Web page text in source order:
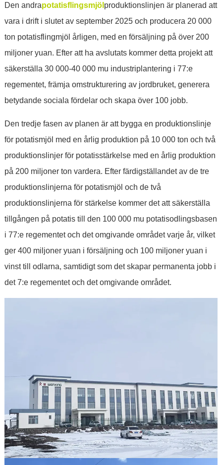
Den andrapotatisflingsmjöl produktionslinjen är planerad att
vara i drift i slutet av september 2025 och producera 20 000
ton potatisflingmjöl årligen, med en försäljning på över 200
miljoner yuan. Efter att ha avslutats kommer detta projekt att
säkerställa 30 000-40 000 mu industriplantering i 77:e
regementet, främja omstrukturering av jordbruket, generera
betydande sociala fördelar och skapa över 100 jobb.
Den tredje fasen av planen är att bygga en produktionslinje
för potatismjöl med en årlig produktion på 10 000 ton och två
produktionslinjer för potatisstärkelse med en årlig produktion
på 200 miljoner ton vardera. Efter färdigställandet av de tre
produktionslinjerna för potatismjöl och de två
produktionslinjerna för stärkelse kommer det att säkerställa
tillgången på potatis till den 100 000 mu potatisodlingsbasen
i 77:e regementet och det omgivande området varje år, vilket
ger 400 miljoner yuan i försäljning och 100 miljoner yuan i
vinst till odlarna, samtidigt som det skapar permanenta jobb i
det 7:e regementet och det omgivande området.